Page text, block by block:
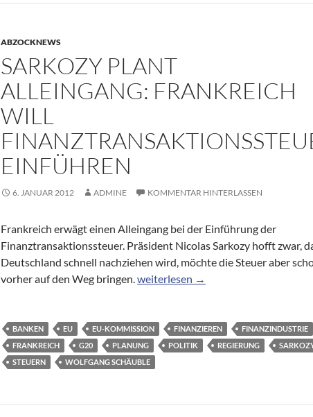
ABZOCKNEWS
SARKOZY PLANT
ALLEINGANG: FRANKREICH
WILL
EINFÜHREN
6. JANUAR 2012 ADMINE KOMMENTAR HINTERLASSEN
Frankreich erwägt einen Alleingang bei der Einführung der
Finanztransaktionssteuer. Präsident Nicolas Sarkozy hofft zwar,
Deutschland schnell nachziehen wird, möchte die Steuer aber
vorher auf den Weg bringen.Sarkozy plant Alleingang:
weiterlesen →
BANKEN EU EU-KOMMISSION FINANZIEREN
FINANZINDUSTRIE
FRANKREICH
G20 PLANUNG POLITIK REGIERUNG
STEUERN
WOLFGANG SCHÄUBLE